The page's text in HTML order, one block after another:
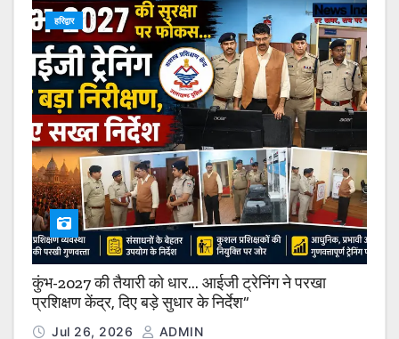
हरिद्वार
कुंभ-2027 की तैयारी को धार… आईजी ट्रेनिंग ने परखा
प्रशिक्षण केंद्र, दिए बड़े सुधार के निर्देश”
Jul 26, 2026 ADMIN